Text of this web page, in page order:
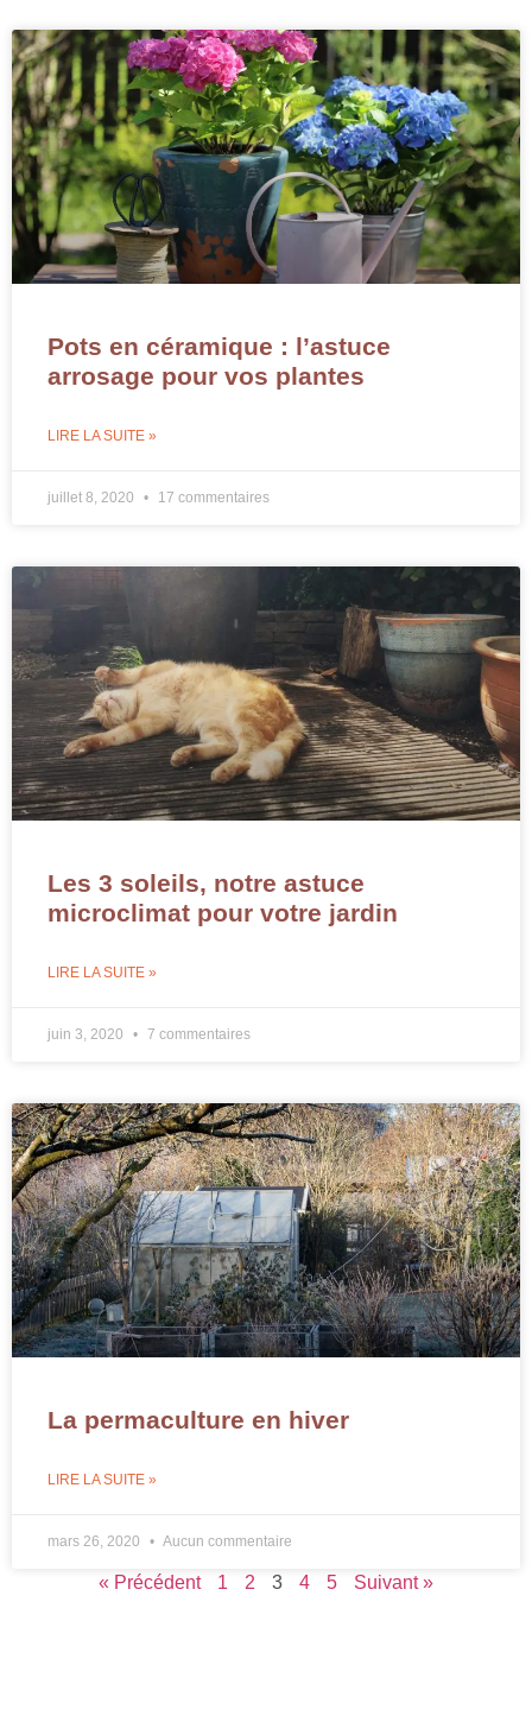
Pots en céramique : l’astuce
arrosage pour vos plantes
LIRE LA SUITE »
juillet 8, 2020 17 commentaires
Les 3 soleils, notre astuce
microclimat pour votre jardin
LIRE LA SUITE »
juin 3, 2020 7 commentaires
La permaculture en hiver
LIRE LA SUITE »
mars 26, 2020 Aucun commentaire
« Précédent 1 2 3 4 5 Suivant »